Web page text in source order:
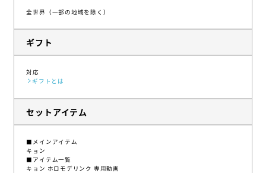
全世界（一部の地域を除く）
ギフト
対応
ギフトとは
セットアイテム
■メインアイテム
キョン
■アイテム一覧
キョン ホロモデリンク 専用動画